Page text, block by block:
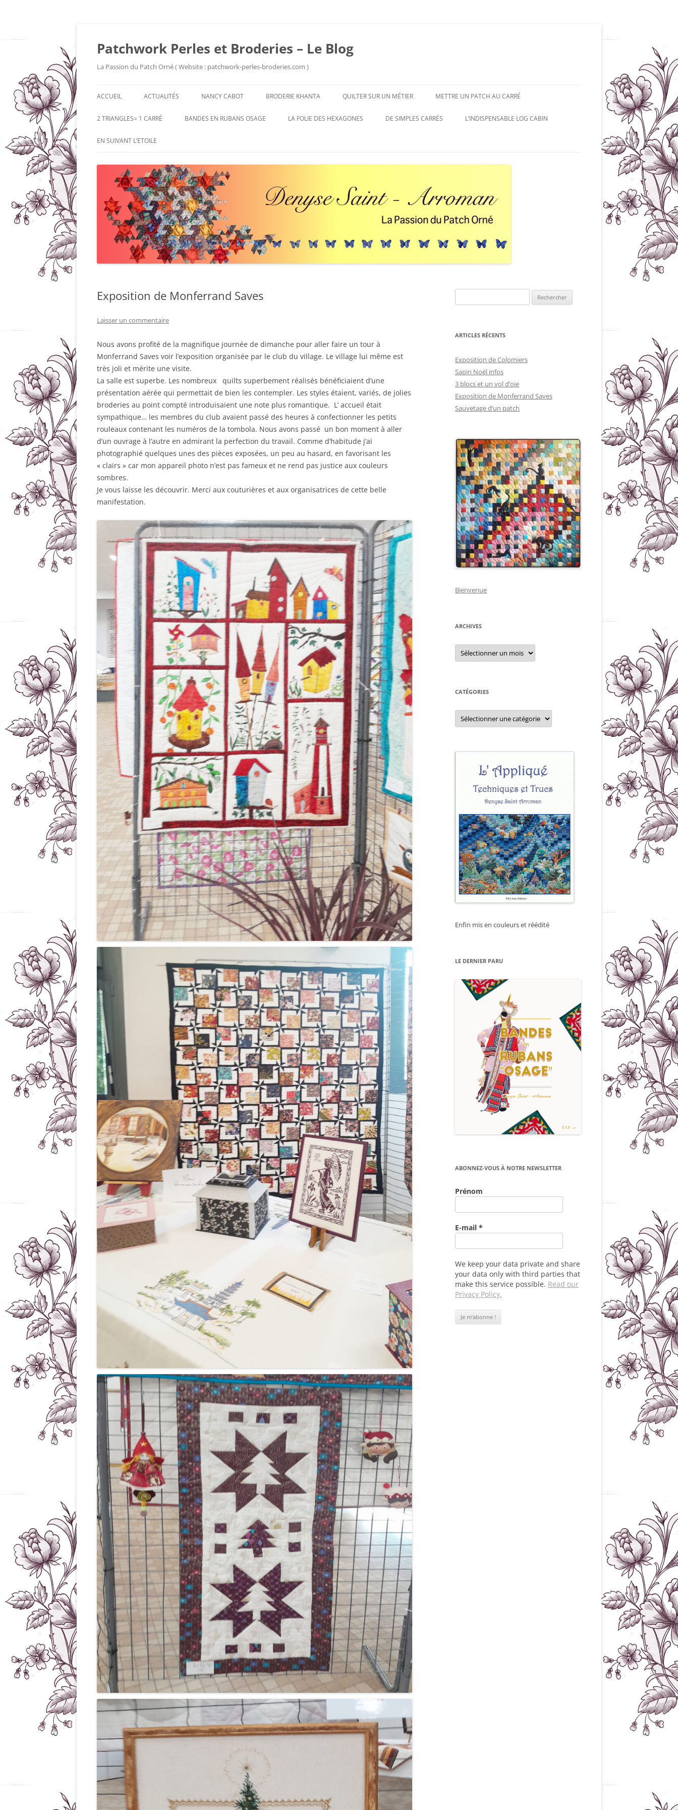
Patchwork Perles et Broderies – Le Blog
La Passion du Patch Orné ( Website : patchwork-perles-broderies.com )
au
contenu
ACCUEIL ACTUALITÉS NANCY CABOT BRODERIE KHANTA QUILTER SUR UN MÉTIER METTRE UN PATCH AU CARRÉ
2 TRIANGLES= 1 CARRÉ BANDES EN RUBANS OSAGE LA FOLIE DES HEXAGONES DE SIMPLES CARRÉS L’INDISPENSABLE LOG CABIN
EN SUIVANT L’ETOILE
Exposition de Monferrand Saves
Laisser un commentaire
Nous avons profité de la magnifique journée de dimanche pour aller faire un tour à
Monferrand Saves voir l’exposition organisée par le club du village. Le village lui même est
très joli et mérite une visite.
La salle est superbe. Les nombreux quilts superbement réalisés bénéficiaient d’une
présentation aérée qui permettait de bien les contempler. Les styles étaient, variés, de jolies
broderies au point compté introduisaient une note plus romantique. L’ accueil était
sympathique… les membres du club avaient passé des heures à confectionner les petits
rouleaux contenant les numéros de la tombola. Nous avons passé un bon moment à aller
d’un ouvrage à l’autre en admirant la perfection du travail. Comme d’habitude j’ai
photographié quelques unes des pièces exposées, un peu au hasard, en favorisant les
« clairs » car mon appareil photo n’est pas fameux et ne rend pas justice aux couleurs
sombres.
Je vous laisse les découvrir. Merci aux couturières et aux organisatrices de cette belle
manifestation.
ARTICLES RÉCENTS
Exposition de Colomiers
Sapin Noël infos
3 blocs et un vol d’oie
Exposition de Monferrand Saves
Sauvetage d’un patch
Bienvenue
ARCHIVES
Archives
CATÉGORIES
Catégories
Enfin mis en couleurs et réédité
LE DERNIER PARU
ABONNEZ-VOUS À NOTRE NEWSLETTER
Prénom
E-mail *
We keep your data private and share
your data only with third parties that
make this service possible. Read our
Privacy Policy.